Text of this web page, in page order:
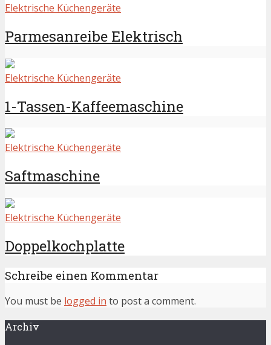
Elektrische Küchengeräte
Parmesanreibe Elektrisch
Elektrische Küchengeräte
1-Tassen-Kaffeemaschine
Elektrische Küchengeräte
Saftmaschine
Elektrische Küchengeräte
Doppelkochplatte
Schreibe einen Kommentar
You must be logged in to post a comment.
Archiv